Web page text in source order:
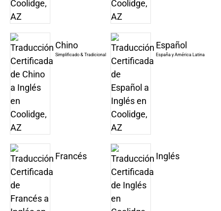
Chino
Simplificado & Tradicional
Español
España y América Latina
Francés Inglés